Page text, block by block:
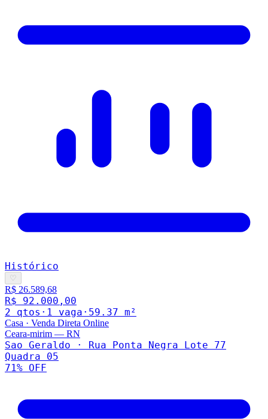
Histórico
♡
R$ 26.589,68
R$ 92.000,00
2 qtos · 1 vaga · 59.37 m²
Casa · Venda Direta Online
Ceara-mirim — RN
Sao Geraldo · Rua Ponta Negra Lote 77
Quadra 05
71% OFF